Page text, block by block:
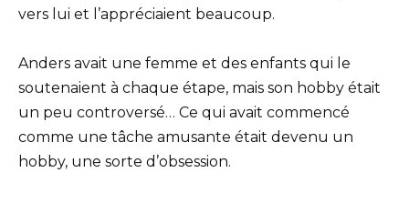
vers lui et l’appréciaient beaucoup.
Anders avait une femme et des enfants qui le
soutenaient à chaque étape, mais son hobby était
un peu controversé… Ce qui avait commencé
comme une tâche amusante était devenu un
hobby, une sorte d’obsession.